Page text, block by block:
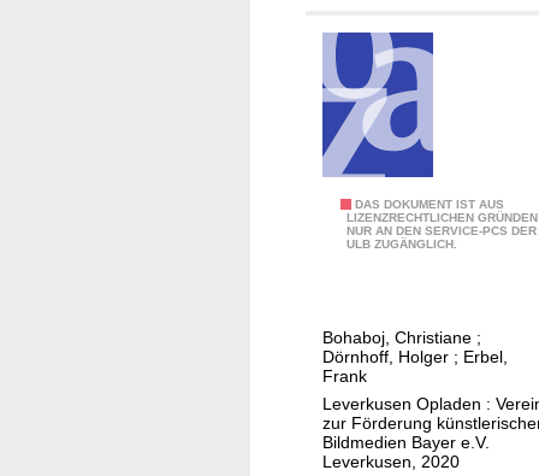
a
h
n
e
M
ü
DAS DOKUMENT IST AUS
LIZENZRECHTLICHEN GRÜNDEN
NUR AN DEN SERVICE-PCS DER
ULB ZUGÄNGLICH.
o
g
z
u
r
Bohaboj, Christiane ;
Dörnhoff, Holger ; Erbel,
Frank
Leverkusen Opladen :
zur Förderung
Bildmedien Bayer e.V.
Leverkusen, 2020